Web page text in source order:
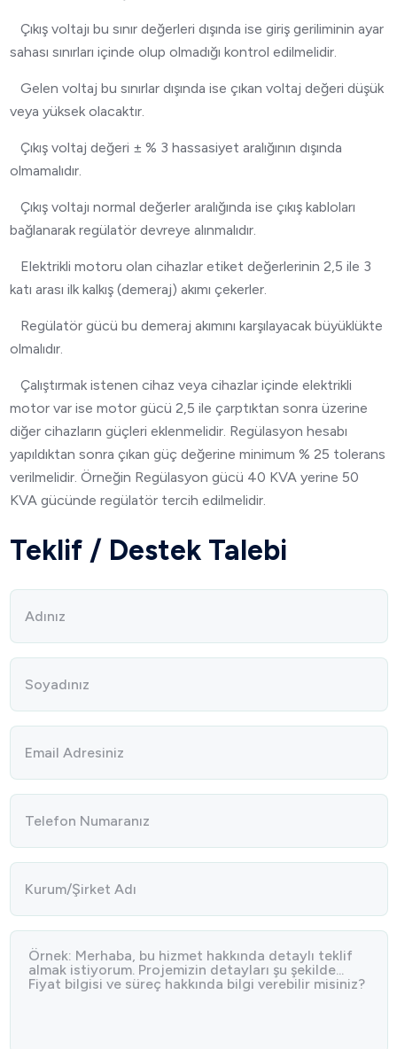
Çıkış voltajı bu sınır değerleri dışında ise giriş geriliminin ayar
sahası sınırları içinde olup olmadığı kontrol edilmelidir.
Gelen voltaj bu sınırlar dışında ise çıkan voltaj değeri düşük
veya yüksek olacaktır.
Çıkış voltaj değeri ± % 3 hassasiyet aralığının dışında
olmamalıdır.
Çıkış voltajı normal değerler aralığında ise çıkış kabloları
bağlanarak regülatör devreye alınmalıdır.
Elektrikli motoru olan cihazlar etiket değerlerinin 2,5 ile 3
katı arası ilk kalkış (demeraj) akımı çekerler.
Regülatör gücü bu demeraj akımını karşılayacak büyüklükte
olmalıdır.
Çalıştırmak istenen cihaz veya cihazlar içinde elektrikli
motor var ise motor gücü 2,5 ile çarptıktan sonra üzerine
diğer cihazların güçleri eklenmelidir. Regülasyon hesabı
yapıldıktan sonra çıkan güç değerine minimum % 25 tolerans
verilmelidir. Örneğin Regülasyon gücü 40 KVA yerine 50
KVA gücünde regülatör tercih edilmelidir.
Teklif / Destek Talebi